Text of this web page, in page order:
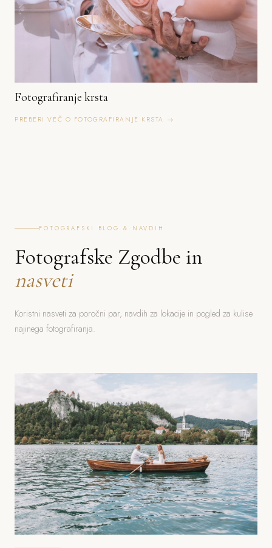
Fotografiranje krsta
PREBERI VEČ O FOTOGRAFIRANJE KRSTA →
FOTOGRAFSKI BLOG & NAVDIH
Fotografske Zgodbe in
nasveti
Koristni nasveti za poročni par, navdih za lokacije in pogled za kulise
najinega fotografiranja.